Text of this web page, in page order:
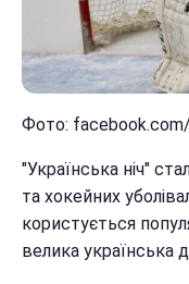
Фото:
"Українська ніч"
та хокейних
користується
велика українська